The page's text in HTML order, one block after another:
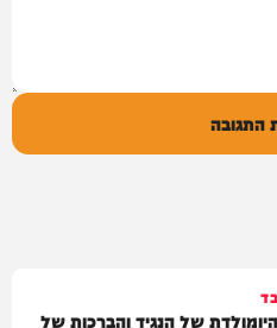
התגובה
של הנגיד והברכות של